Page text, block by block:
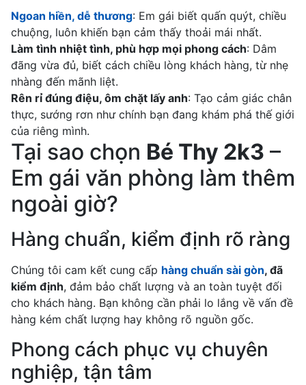
Ngoan hiền, dễ thương: Em gái biết quấn quýt, chiều
chuộng, luôn khiến bạn cảm thấy thoải mái nhất.
Làm tình nhiệt tình, phù hợp mọi phong cách: Dâm
đãng vừa đủ, biết cách chiều lòng khách hàng, từ nhẹ
nhàng đến mãnh liệt.
Rên rỉ đúng điệu, ôm chặt lấy anh: Tạo cảm giác chân
thực, sướng rơn như chính bạn đang khám phá thế giới
của riêng mình.
Tại sao chọn Bé Thy 2k3 –
Em gái văn phòng làm thêm
ngoài giờ?
Hàng chuẩn, kiểm định rõ ràng
Chúng tôi cam kết cung cấp hàng chuẩn sài gòn, đã
kiểm định, đảm bảo chất lượng và an toàn tuyệt đối
cho khách hàng. Bạn không cần phải lo lắng về vấn đề
hàng kém chất lượng hay không rõ nguồn gốc.
Phong cách phục vụ chuyên
nghiệp, tận tâm